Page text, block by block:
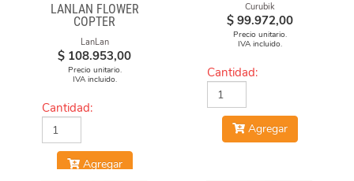
LANLAN FLOWER
COPTER
LanLan
$ 108.953,00
Precio unitario.
IVA incluido.
Cantidad:
Agregar
Curubik
$ 99.972,00
Precio unitario.
IVA incluido.
Cantidad:
Agregar